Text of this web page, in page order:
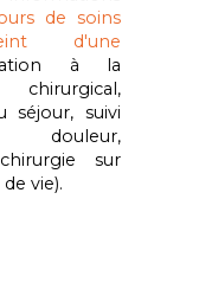
de soins
d'une
à la
séjour, suivi
douleur,
sur
vie).